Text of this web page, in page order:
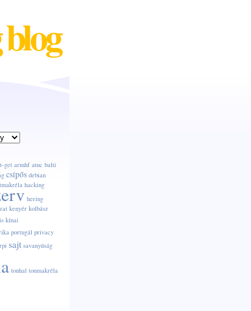
get armhf atnc balti
csípős debian
hacking
hering
kenyér kolbász
kínai
portugál privacy
rpi sajt savanyúság
tonhal tonmakréla